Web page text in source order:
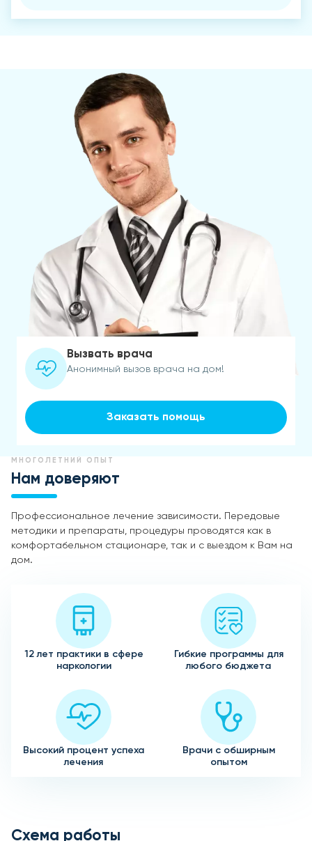
Вызвать врача
Анонимный вызов врача на дом!
Заказать помощь
МНОГОЛЕТНИЙ ОПЫТ
Нам доверяют
Профессиональное лечение зависимости. Передовые
методики и препараты, процедуры проводятся как в
комфортабельном стационаре, так и с выездом к Вам на
дом.
12 лет практики в сфере
наркологии
Гибкие программы для
любого бюджета
Высокий процент успеха
лечения
Врачи с обширным
опытом
Схема работы